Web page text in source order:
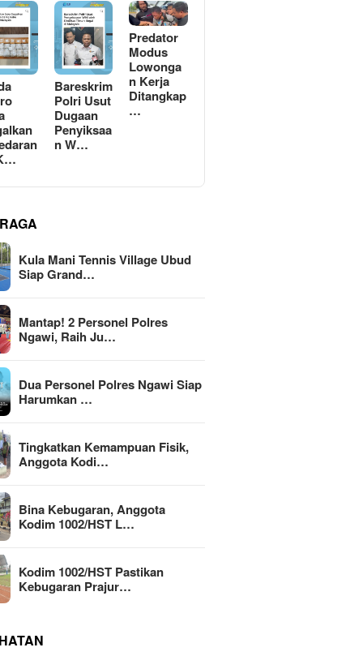
Bareskrim
Polri Usut
Dugaan
Penyiksaa
n W…
Predator
Modus
Lowonga
n Kerja
Ditangkap
…
Kula Mani Tennis Village Ubud
Siap Grand…
Mantap! 2 Personel Polres
Ngawi, Raih Ju…
Dua Personel Polres Ngawi Siap
Harumkan …
Tingkatkan Kemampuan Fisik,
Anggota Kodi…
Bina Kebugaran, Anggota
Kodim 1002/HST L…
Kodim 1002/HST Pastikan
Kebugaran Prajur…